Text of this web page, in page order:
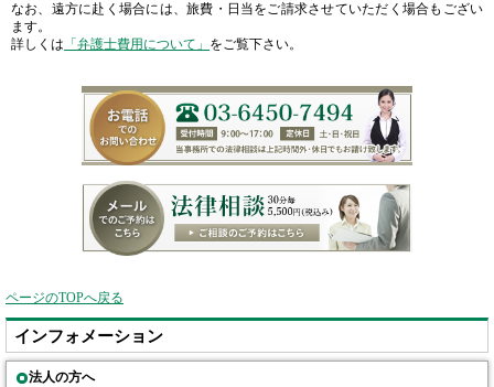
なお、遠方に赴く場合には、旅費・日当をご請求させていただく場合もござい
ます。
詳しくは 「弁護士費用について」 をご覧下さい。
ページのTOPへ戻る
インフォメーション
法人の方へ